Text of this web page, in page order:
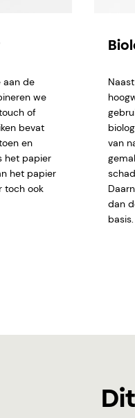
aan de
we
of
bevat
en
het papier
het papier
toch ook
van
dan
basis.